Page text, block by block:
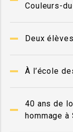
Couleurs-
Deux
À l’école
40 ans de
hommage à